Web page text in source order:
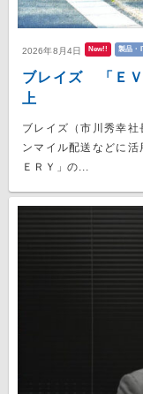
2026年8月4日 New!! 製品・
ブレイズ 「ＥＶ
上
ブレイズ（市川秀幸
ンマイル配送などに
ＥＲＹ」の...